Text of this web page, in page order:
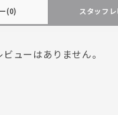
(0) スタッフレ
ビューはありません。